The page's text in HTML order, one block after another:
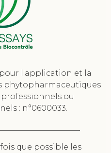
l'application et la
ou
: n°0600033.
que possible les